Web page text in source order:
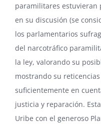
paramilitares estuvieran
en su discusión (se
los parlamentarios
del narcotráfico
la ley, valorando su
mostrando su
suficientemente en
justicia y reparación.
Uribe con el generoso